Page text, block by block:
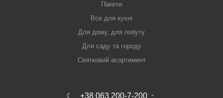
Пакети
Все для кухні
Для дому, для побуту
Для саду та городу
Святковий асортимент
+38 063 200-7-200